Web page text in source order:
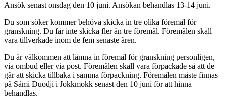
Ansök senast onsdag den 10 juni. Ansökan behandlas 13-14 juni.
Du som söker kommer behöva skicka in tre olika föremål för
granskning. Du får inte skicka fler än tre föremål. Föremålen skall
vara tillverkade inom de fem senaste åren.
Du är välkommen att lämna in föremål för granskning personligen,
via ombud eller via post. Föremålen skall vara förpackade så att de
går att skicka tillbaka i samma förpackning. Föremålen måste finnas
på Sámi Duodji i Jokkmokk senast den 10 juni för att hinna
behandlas.